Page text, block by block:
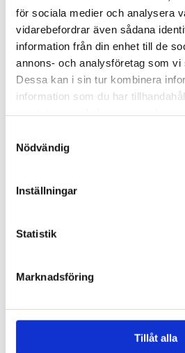
för sociala medier och analysera
vidarebefordrar även sådana
information från din enhet till de
annons- och analysföretag som vi
Dessa kan i sin tur kombinera
information som du har
Nödvändig
Inställningar
Statistik
Marknadsföring
Tillåt alla
Ta med samtliga
politiker till
Ateisten Henrik
av den korsfäste